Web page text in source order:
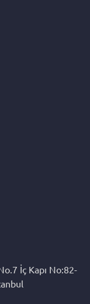
İç Kapı No:82-